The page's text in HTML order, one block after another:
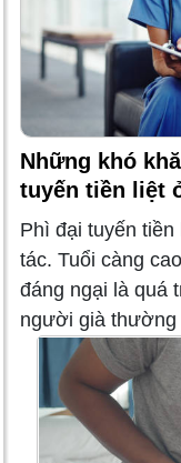
Những khó
tuyến tiền liệt
Phì đại tuyến
tác. Tuổi càng
đáng ngại là quá
người già thường